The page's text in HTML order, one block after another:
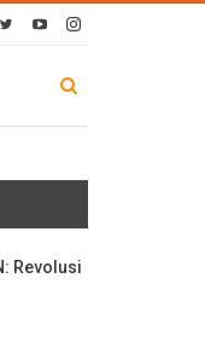
Revolusi